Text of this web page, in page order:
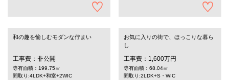
和の趣を愉しむモダンな佇まい
工事費：非公開
専有面積：199.75㎡
間取り:4LDK+和室+2WIC
お気に入りの街で、ほっこりな暮ら
し
工事費：1,600万円
専有面積：68.04㎡
間取り:2LDK+S・WIC